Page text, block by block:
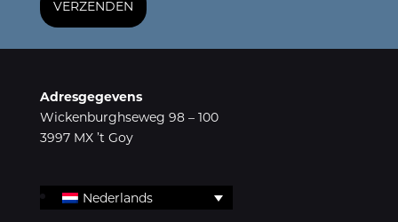
Adresgegevens
Wickenburghseweg 98 – 100
3997 MX ’t Goy
Nederlands